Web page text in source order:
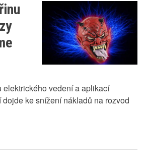
elektrického vedení a aplikací
ke snížení nákladů na rozvod